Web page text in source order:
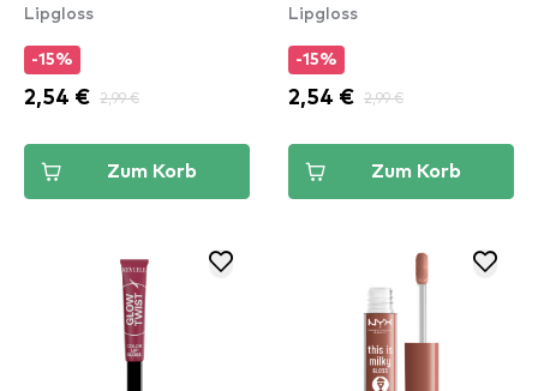
Lipgloss
-15%
2,54 € 2,99 €
Zum Korb
Lipgloss
-15%
2,54 € 2,99 €
Zum Korb